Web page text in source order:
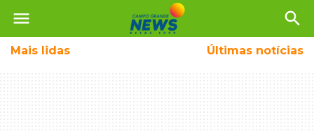
menu search
Mais lidas Últimas notícias